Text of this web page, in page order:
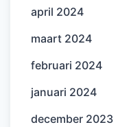
april 2024
maart 2024
februari 2024
januari 2024
december 2023